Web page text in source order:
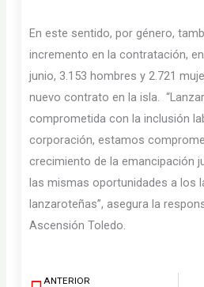
En este sentido, por género,
incremento en la contratación,
junio, 3.153 hombres y 2.721
nuevo contrato en la isla.
comprometida con la inclusión
corporación, estamos
crecimiento de la emancipación
las mismas oportunidades a los
lanzaroteñas”, asegura la
Ascensión Toledo.
ANTERIOR